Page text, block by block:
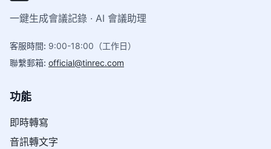
一鍵生成會議記錄 · AI 會議助理
客服時間: 9:00-18:00（工作日）
聯繫郵箱: official@tinrec.com
功能
即時轉寫
音訊轉文字